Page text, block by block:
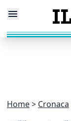
Home Cronaca